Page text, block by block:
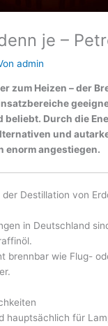
je –
admin
zum Heizen – der
beliebt. Durch die
und
enorm angestiegen.
Destillation von
in Deutschland
brennbar wie Flug-
hauptsächlich für